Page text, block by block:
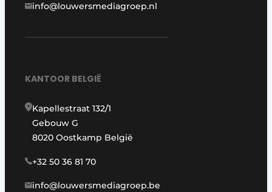
info@louwersmediagroep.nl
KANTOOR BELGIË
Kapellestraat 132/1
Gebouw G
8020 Oostkamp België
+32 50 36 81 70
info@louwersmediagroep.be